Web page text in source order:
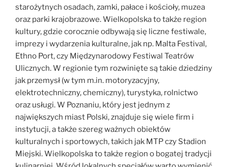
starożytnych osadach, zamki, pałace i kościoły, muzea
oraz parki krajobrazowe. Wielkopolska to także region
kultury, gdzie corocznie odbywają się liczne festiwale,
imprezy i wydarzenia kulturalne, jak np. Malta Festival,
Ethno Port, czy Międzynarodowy Festiwal Teatrów
Ulicznych. W regionie tym rozwinięte są takie dziedziny
jak przemysł (w tym m.in. motoryzacyjny,
elektrotechniczny, chemiczny), turystyka, rolnictwo
oraz usługi. W Poznaniu, który jest jednym z
największych miast Polski, znajduje się wiele firm i
instytucji, a także szereg ważnych obiektów
kulturalnych i sportowych, takich jak MTP czy Stadion
Miejski. Wielkopolska to także region o bogatej tradycji